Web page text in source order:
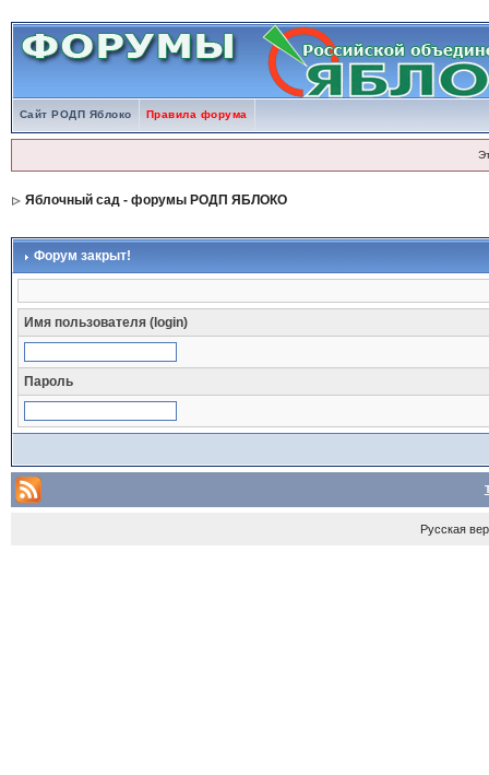
Сайт РОДП Яблоко Правила форума
Яблочный сад - форумы РОДП ЯБЛОКО
Форум закрыт!
Имя пользователя (login)
Пароль
Русская